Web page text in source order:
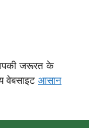
जरूरत के
वेबसाइट आसान